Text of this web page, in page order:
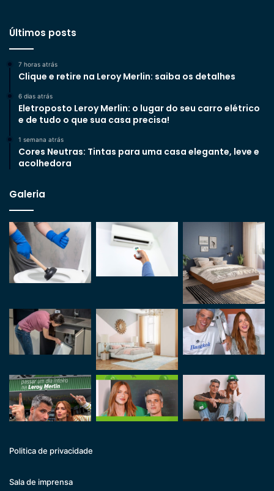
Últimos posts
7 horas atrás
Clique e retire na Leroy Merlin: saiba os detalhes
6 dias atrás
Eletroposto Leroy Merlin: o lugar do seu carro elétrico
e de tudo o que sua casa precisa!
1 semana atrás
Cores Neutras: Tintas para uma casa elegante, leve e
acolhedora
Galeria
Politica de privacidade
Sala de imprensa